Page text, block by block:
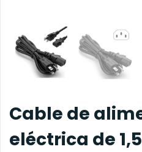
Cable de
eléctrica de